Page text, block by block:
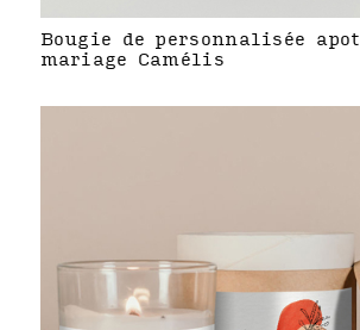
Bougie de personnalisée
mariage Camélis